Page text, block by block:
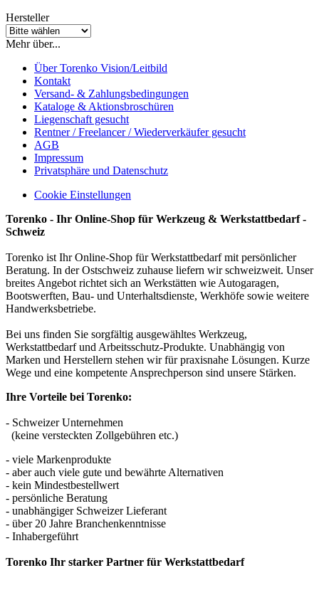
Hersteller
Mehr über...
Über Torenko Vision/Leitbild
Kontakt
Versand- & Zahlungsbedingungen
Kataloge & Aktionsbroschüren
Liegenschaft gesucht
Rentner / Freelancer / Wiederverkäufer gesucht
AGB
Impressum
Privatsphäre und Datenschutz
Cookie Einstellungen
Torenko - Ihr Online-Shop für Werkzeug & Werkstattbedarf -
Schweiz
Torenko ist Ihr Online-Shop für Werkstattbedarf mit persönlicher
Beratung. In der Ostschweiz zuhause liefern wir schweizweit. Unser
breites Angebot richtet sich an Werkstätten wie Autogaragen,
Bootswerften, Bau- und Unterhaltsdienste, Werkhöfe sowie weitere
Handwerksbetriebe.
Bei uns finden Sie sorgfältig ausgewähltes Werkzeug,
Werkstattbedarf und Arbeitsschutz-Produkte. Unabhängig von
Marken und Herstellern stehen wir für praxisnahe Lösungen. Kurze
Wege und eine kompetente Ansprechperson sind unsere Stärken.
Ihre Vorteile bei Torenko:
- Schweizer Unternehmen
(keine versteckten Zollgebühren etc.)
- viele Markenprodukte
- aber auch viele gute und bewährte Alternativen
- kein Mindestbestellwert
- persönliche Beratung
- unabhängiger Schweizer Lieferant
- über 20 Jahre Branchenkenntnisse
- Inhabergeführt
Torenko Ihr starker Partner für Werkstattbedarf